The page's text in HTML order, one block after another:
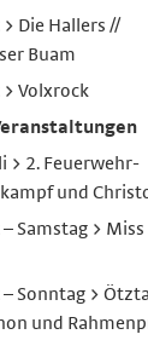
Die Hallers //
Buam
> Volxrock
> 2. Feuerwehr-
und
– Samstag >
– Sonntag >
und